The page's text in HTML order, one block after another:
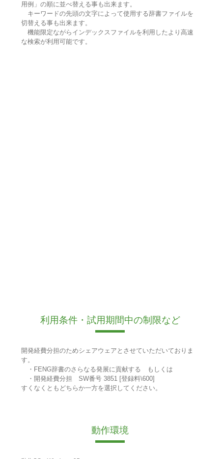
用例」の順に並べ替える事も出来ます。
キーワードの先頭の文字によって使用する辞書ファイルを
切替える事も出来ます。
機能限定ながらインデックスファイルを利用したより高速
な検索が利用可能です。
利用条件・試用期間中の制限など
開発経費分担のためシェアウェアとさせていただいておりま
す。
・FENG辞書のさらなる発展に貢献する もしくは
・開発経費分担 SW番号 3851 [登録料\600]
すくなくともどちらか一方を選択してください。
動作環境